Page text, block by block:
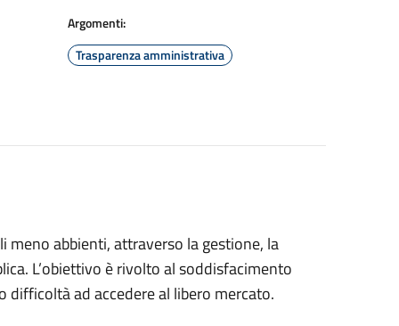
Argomenti:
Trasparenza amministrativa
meno abbienti, attraverso la gestione, la
L’obiettivo è rivolto al soddisfacimento
ad accedere al libero mercato.